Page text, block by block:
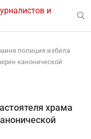
и
полиция избила
канонической
храма